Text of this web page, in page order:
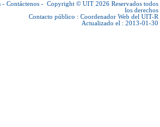
- Contáctenos - Copyright © UIT 2026 Reservados todos
los derechos
Contacto público : Coordenador Web del UIT-R
Actualizado el : 2013-01-30